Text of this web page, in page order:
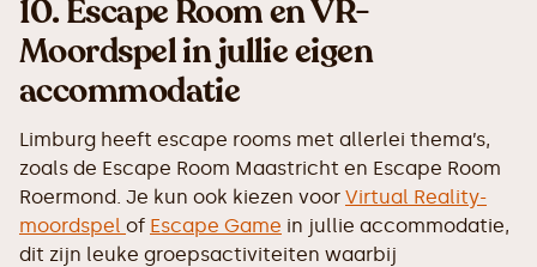
10.Escape Room en VR-
Moordspel in jullie eigen
accommodatie
Limburg heeft escape rooms met allerlei thema’s,
zoals de Escape Room Maastricht en Escape Room
Roermond. Je kun ook kiezen voor Virtual Reality-
moordspel of Escape Game in jullie accommodatie,
dit zijn leuke groepsactiviteiten waarbij